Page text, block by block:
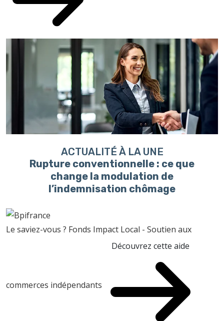
ACTUALITÉ À LA UNE
Rupture conventionnelle : ce que
change la modulation de
l’indemnisation chômage
Le saviez-vous ? Fonds Impact Local - Soutien aux
commerces indépendants
Découvrez cette aide